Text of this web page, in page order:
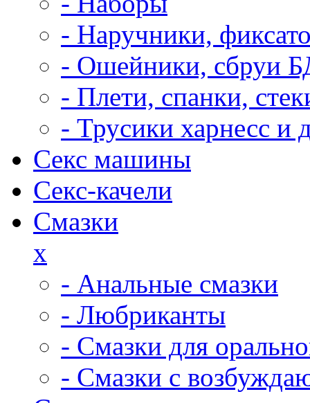
- Наручники,
- Ошейники, сбруи
- Плети, спанки,
- Трусики харнесс и
Секс машины
Секс-качели
Смазки
x
- Анальные смазки
- Любриканты
- Смазки для
- Смазки с